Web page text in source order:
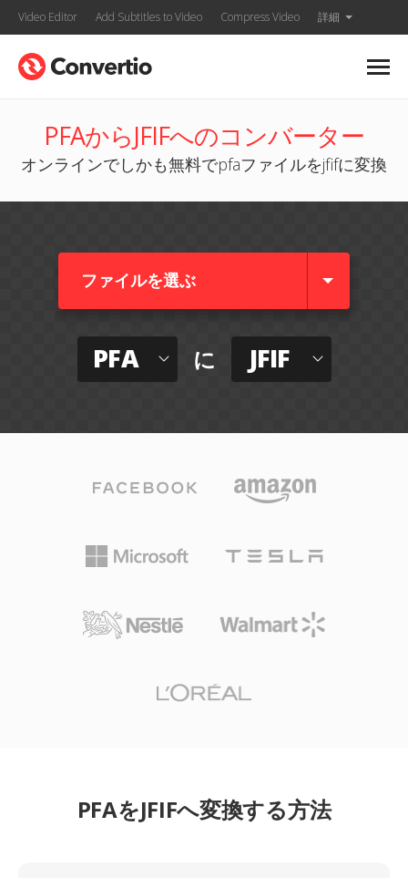
Video Editor Add Subtitles to Video Compress Video 詳細
PFAからJFIFへのコンバーター
オンラインでしかも無料でpfaファイルをjfifに変換
ファイルを選ぶ
PFA に JFIF
PFAをJFIFへ変換する方法